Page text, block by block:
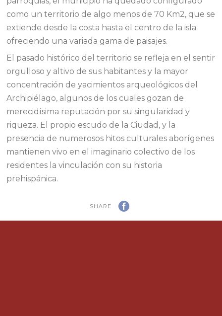
como un territorio de algo menos de 70 Km2, que se
extiende desde la costa hasta el centro de la isla
ofreciendo una variada gama de paisajes.
El pasado histórico del territorio se refleja en el sentir
orgulloso y altivo de sus habitantes y la mayor
concentración de yacimientos arqueológicos del
Archipiélago, algunos de los cuales gozan de
merecidísima reputación por su singularidad y
riqueza. El propio escudo de la Ciudad, y la
presencia de numerosos hitos culturales aborígenes
mantienen vivo en el imaginario colectivo de los
residentes la vinculación con su historia
prehispánica.
SHARE